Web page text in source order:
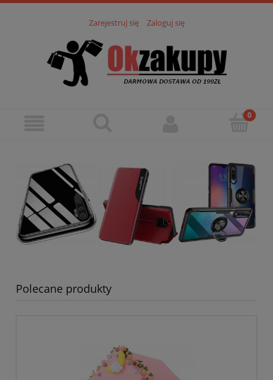
Zarejestruj się Zaloguj się
Polecane produkty